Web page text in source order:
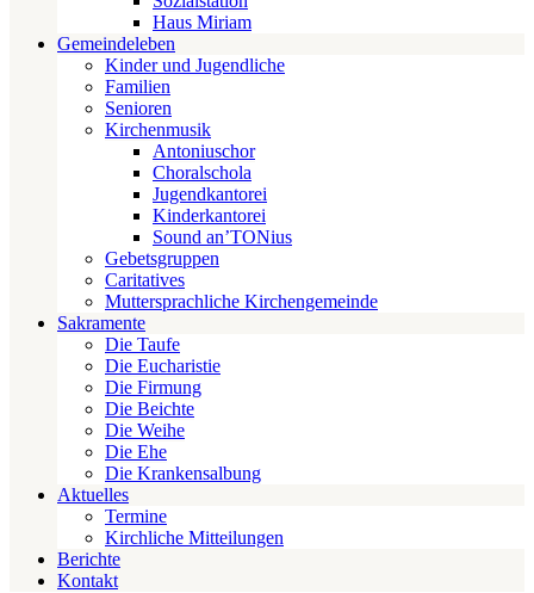
Haus Miriam
Gemeindeleben
Kinder und Jugendliche
Familien
Senioren
Kirchenmusik
Antoniuschor
Choralschola
Jugendkantorei
Kinderkantorei
Sound an’TONius
Gebetsgruppen
Caritatives
Muttersprachliche Kirchengemeinde
Sakramente
Die Taufe
Die Eucharistie
Die Firmung
Die Beichte
Die Weihe
Die Ehe
Die Krankensalbung
Aktuelles
Termine
Kirchliche Mitteilungen
Berichte
Kontakt